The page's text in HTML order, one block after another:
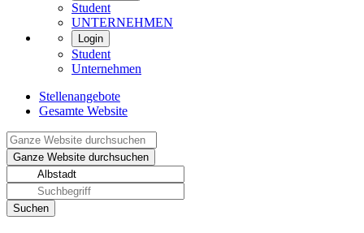
Student
UNTERNEHMEN
Login
Student
Unternehmen
Stellenangebote
Gesamte Website